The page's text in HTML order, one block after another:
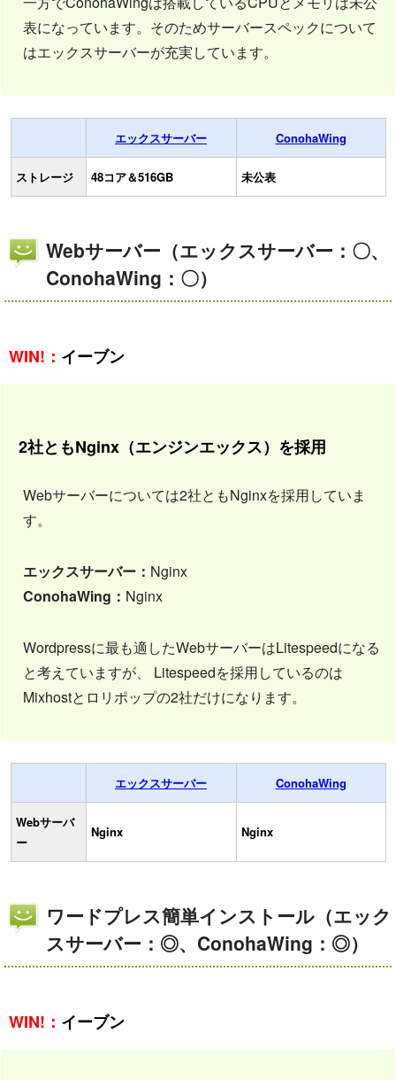
表になっています。そのためサーバースペックについて
はエックスサーバーが充実しています。
エックスサーバー ConohaWing
ストレージ 48コア＆516GB 未公表
Webサーバー（エックスサーバー：〇、
ConohaWing：〇）
WIN!： イーブン
2社ともNginx（エンジンエックス）を採用
Webサーバーについては2社ともNginxを採用していま
す。
エックスサーバー： Nginx
ConohaWing： Nginx
Wordpressに最も適したWebサーバーはLitespeedになる
と考えていますが、 Litespeedを採用しているのは
Mixhostとロリポップの2社だけになります。
エックスサーバー ConohaWing
Webサーバ
ー
Nginx Nginx
ワードプレス簡単インストール（エック
スサーバー：◎、ConohaWing：◎）
WIN!： イーブン